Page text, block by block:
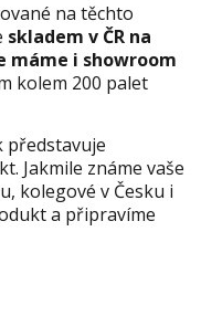
na těchto
skladem v ČR na
máme i showroom
kolem 200 palet
představuje
Jakmile známe vaše
kolegové v Česku i
a připravíme